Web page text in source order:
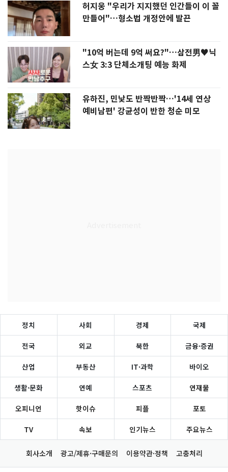
허지웅 "우리가 지지했던 인간들이 이 꼴
만들어"…형소법 개정안에 발끈
"10억 버는데 9억 써요?"…삼전男♥닉
스女 3:3 단체소개팅 예능 화제
유하진, 민낯도 반짝반짝…'14세 연상
예비남편' 강균성이 반한 청순 미모
정치 사회 경제 국제
전국 외교 북한 금융·증권
산업 부동산 IT·과학 바이오
생활·문화 연예 스포츠 연재물
오피니언 핫이슈 피플 포토
TV 속보 인기뉴스 주요뉴스
회사소개 광고/제휴·구매문의 이용약관·정책 고충처리